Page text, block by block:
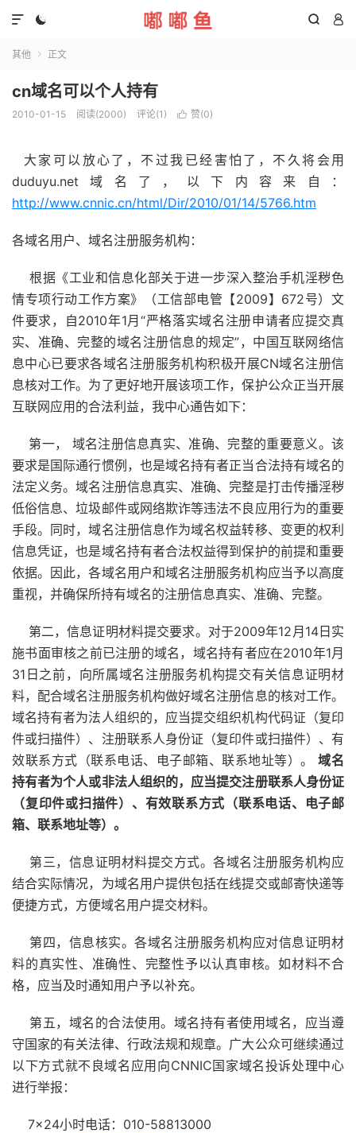
  

其他  正文
cn域名可以个人持有
2010-01-15 阅读(2000) 评论(1)  赞(0)
大家可以放心了，不过我已经害怕了，不久将会用
duduyu.net域名了，以下内容来自：
http://www.cnnic.cn/html/Dir/2010/01/14/5766.htm
各域名用户、域名注册服务机构：
根据《工业和信息化部关于进一步深入整治手机淫秽色
情专项行动工作方案》（工信部电管【2009】672号）文
件要求，自2010年1月“严格落实域名注册申请者应提交真
实、准确、完整的域名注册信息的规定”，中国互联网络信
息中心已要求各域名注册服务机构积极开展CN域名注册信
息核对工作。为了更好地开展该项工作，保护公众正当开展
互联网应用的合法利益，我中心通告如下：
第一， 域名注册信息真实、准确、完整的重要意义。该
要求是国际通行惯例，也是域名持有者正当合法持有域名的
法定义务。域名注册信息真实、准确、完整是打击传播淫秽
低俗信息、垃圾邮件或网络欺诈等违法不良应用行为的重要
手段。同时，域名注册信息作为域名权益转移、变更的权利
信息凭证，也是域名持有者合法权益得到保护的前提和重要
依据。因此，各域名用户和域名注册服务机构应当予以高度
重视，并确保所持有域名的注册信息真实、准确、完整。
第二，信息证明材料提交要求。对于2009年12月14日实
施书面审核之前已注册的域名，域名持有者应在2010年1月
31日之前，向所属域名注册服务机构提交有关信息证明材
料，配合域名注册服务机构做好域名注册信息的核对工作。
域名持有者为法人组织的，应当提交组织机构代码证（复印
件或扫描件）、注册联系人身份证（复印件或扫描件）、有
效联系方式（联系电话、电子邮箱、联系地址等）。域名
持有者为个人或非法人组织的，应当提交注册联系人身份证
（复印件或扫描件）、有效联系方式（联系电话、电子邮
箱、联系地址等）。
第三，信息证明材料提交方式。各域名注册服务机构应
结合实际情况，为域名用户提供包括在线提交或邮寄快递等
便捷方式，方便域名用户提交材料。
第四，信息核实。各域名注册服务机构应对信息证明材
料的真实性、准确性、完整性予以认真审核。如材料不合
格，应当及时通知用户予以补充。
第五，域名的合法使用。域名持有者使用域名，应当遵
守国家的有关法律、行政法规和规章。广大公众可继续通过
以下方式就不良域名应用向CNNIC国家域名投诉处理中心
进行举报：
7×24小时电话：010-58813000